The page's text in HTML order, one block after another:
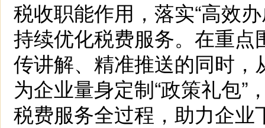
税收职能作用，落实“高效
持续优化税费服务。在重
传讲解、精准推送的同时，
为企业量身定制“政策礼包
税费服务全过程，助力企